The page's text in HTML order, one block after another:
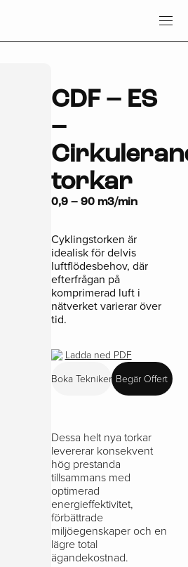
CDF – ES
–
torkar
0,9 – 90 m3/min
Cyklingstorken är
idealisk för delvis
luftflödesbehov, där
efterfrågan på
komprimerad luft i
nätverket varierar över
tid.
Ladda ned PDF
Boka Tekniker Begär Offert
Dessa helt nya torkar
levererar konsekvent
hög prestanda
tillsammans med
optimerad
energieffektivitet,
förbättrade
miljöegenskaper och en
lägre total
ägandekostnad.